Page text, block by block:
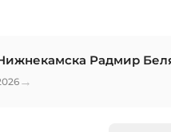
Радмир
→